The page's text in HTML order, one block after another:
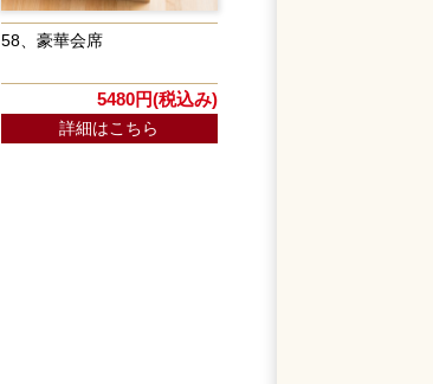
58、豪華会席
5480円(税込み)
詳細はこちら